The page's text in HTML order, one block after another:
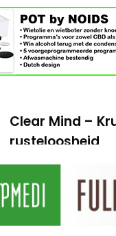
Video – Hoe
Cannabis-
rusteloosheid
Video – Hoe
Cannabis-